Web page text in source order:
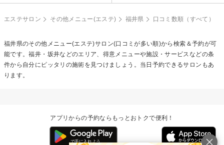
エステサロン その他メニュー(エステ) 福井県 口コミ数順（すべて）
福井県のその他メニュー(エステ)サロン(口コミが多い順)から検索＆予約が可
能です。福井・坂井などのエリア、得意メニューや施設・サービスなどの条
件から自分にピッタリの施術を見つけましょう。当日予約できるサロンもあ
ります。
アプリからの予約ならもっとおトクで便利！